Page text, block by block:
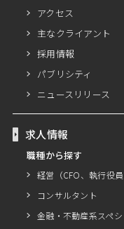
アクセス
主なクライアント
採用情報
パブリシティ
ニュースリリース
求人情報
職種から探す
経営（CFO、執行役員
コンサルタント
金融・不動産系スペ